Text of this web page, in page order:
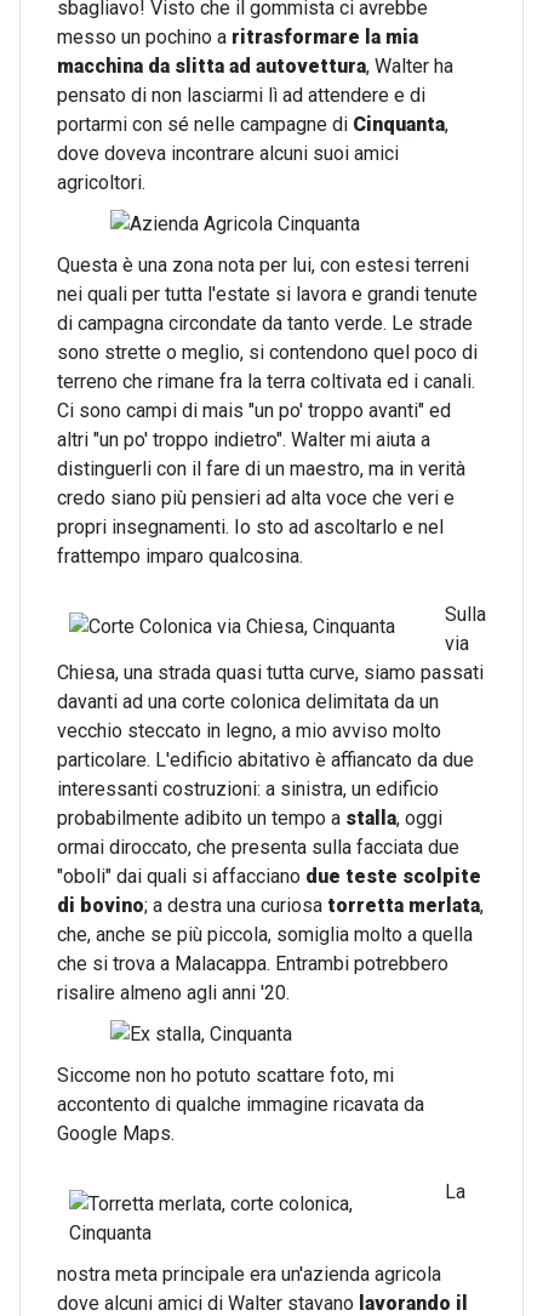
sbagliavo! Visto che il gommista ci avrebbe
messo un pochino a ritrasformare la mia
macchina da slitta ad autovettura, Walter ha
pensato di non lasciarmi lì ad attendere e di
portarmi con sé nelle campagne di Cinquanta,
dove doveva incontrare alcuni suoi amici
agricoltori.
Questa è una zona nota per lui, con estesi terreni
nei quali per tutta l'estate si lavora e grandi tenute
di campagna circondate da tanto verde. Le strade
sono strette o meglio, si contendono quel poco di
terreno che rimane fra la terra coltivata ed i canali.
Ci sono campi di mais "un po' troppo avanti" ed
altri "un po' troppo indietro". Walter mi aiuta a
distinguerli con il fare di un maestro, ma in verità
credo siano più pensieri ad alta voce che veri e
propri insegnamenti. Io sto ad ascoltarlo e nel
frattempo imparo qualcosina.
Sulla
via
Chiesa, una strada quasi tutta curve, siamo passati
davanti ad una corte colonica delimitata da un
vecchio steccato in legno, a mio avviso molto
particolare. L'edificio abitativo è affiancato da due
interessanti costruzioni: a sinistra, un edificio
probabilmente adibito un tempo a stalla, oggi
ormai diroccato, che presenta sulla facciata due
"oboli" dai quali si affacciano due teste scolpite
di bovino; a destra una curiosa torretta merlata,
che, anche se più piccola, somiglia molto a quella
che si trova a Malacappa. Entrambi potrebbero
risalire almeno agli anni '20.
Siccome non ho potuto scattare foto, mi
accontento di qualche immagine ricavata da
Google Maps.
La
nostra meta principale era un'azienda agricola
dove alcuni amici di Walter stavano lavorando il